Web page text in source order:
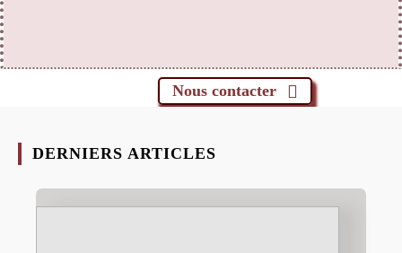
Nous contacter
DERNIERS ARTICLES